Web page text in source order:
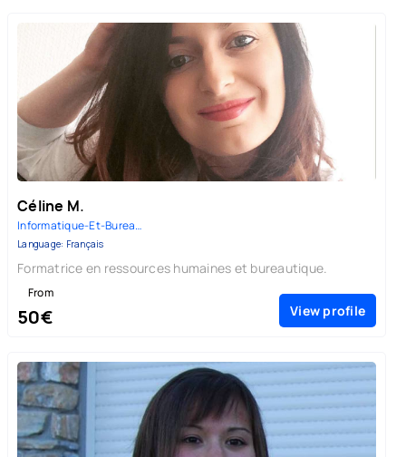
Céline M.
Informatique-Et-Bureautique |
Language: Français
Formatrice en ressources humaines et bureautique.
From
50€ View profile